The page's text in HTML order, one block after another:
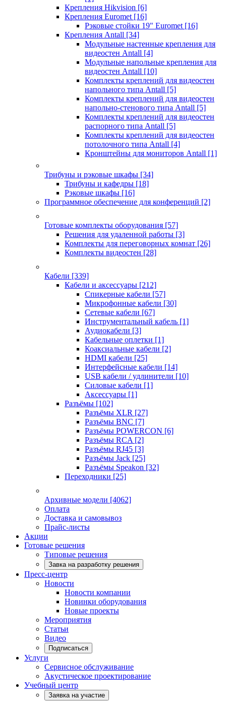
Крепления Hikvision [6]
Крепления Euromet [16]
Рэковые стойки 19" Euromet [16]
Крепления Antall [34]
Модульные настенные крепления для
видеостен Antall [4]
Модульные напольные крепления для
видеостен Antall [10]
Комплекты креплений для видеостен
напольного типа Antall [5]
Комплекты креплений для видеостен
напольно-стенового типа Antall [5]
Комплекты креплений для видеостен
распорного типа Antall [5]
Комплекты креплений для видеостен
потолочного типа Antall [4]
Кронштейны для мониторов Antall [1]
Трибуны и рэковые шкафы [34]
Трибуны и кафедры [18]
Рэковые шкафы [16]
Программное обеспечение для конференций [2]
Готовые комплекты оборудования [57]
Решения для удаленной работы [3]
Комплекты для переговорных комнат [26]
Комплекты видеостен [28]
Кабели [339]
Кабели и аксессуары [212]
Спикерные кабели [57]
Микрофонные кабели [30]
Сетевые кабели [67]
Инструментальный кабель [1]
Аудиокабели [3]
Кабельные оплетки [1]
Коаксиальные кабели [2]
HDMI кабели [25]
Интерфейсные кабели [14]
USB кабели / удлинители [10]
Силовые кабели [1]
Аксессуары [1]
Разъёмы [102]
Разъёмы XLR [27]
Разъёмы BNC [7]
Разъёмы POWERCON [6]
Разъёмы RCA [2]
Разъёмы RJ45 [3]
Разъёмы Jack [25]
Разъёмы Speakon [32]
Переходники [25]
Архивные модели [4062]
Оплата
Доставка и самовывоз
Прайс-листы
Акции
Готовые решения
Типовые решения
Завка на разработку решения
Пресс-центр
Новости
Новости компании
Новинки оборудования
Новые проекты
Мероприятия
Статьи
Видео
Подписаться
Услуги
Сервисное обслуживание
Акустическое проектирование
Учебный центр
Заявка на участие